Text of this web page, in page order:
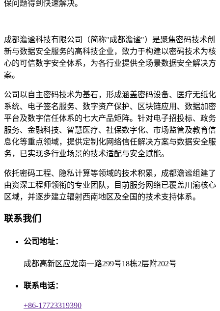
保问题得到快速解决。
成都澹谧科技有限公司（简称"成都澹谧"）是聚焦密码技术创
新与数据安全服务的高科技企业，致力于构建以密码技术为核
心的可信数字安全体系，为各行业提供全场景数据安全解决方
案。
公司以自主密码技术为基石，形成涵盖密码设备、医疗无纸化
系统、电子签名服务、数字资产保护、区块链应用、数据加密
平台及数字信任体系的七大产品矩阵。针对电子招投标、政务
服务、金融科技、智慧医疗、社保数字化、市场监管及教育信
息化等重点领域，提供定制化网络信任解决方案与数据安全服
务，已实现多行业场景的技术适配与安全赋能。
依托密码工程、隐私计算等领域的技术积累，成都澹谧组建了
由资深工程师领衔的专业团队，目前服务网络已覆盖川渝核心
区域，并逐步建立辐射西南地区及全国的技术支持体系。
联系我们
公司地址：
成都高新区应龙南一路299号18栋2层附202号
联系电话：
+86-17723319390